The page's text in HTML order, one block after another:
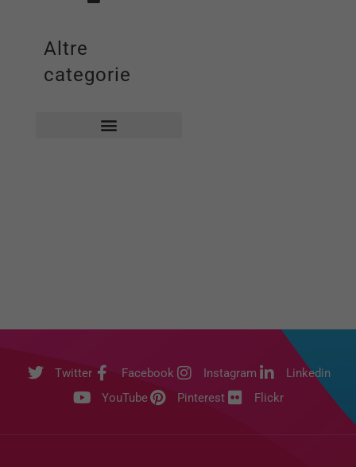
Altre
categorie
Twitter Facebook Instagram
Linkedin
YouTube
Pinterest Flickr